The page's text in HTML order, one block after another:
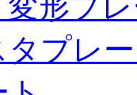
タプレ